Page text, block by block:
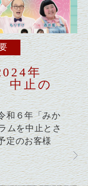
2024年
中止の
和６年「みか
ムを中止とさ
定のお客様